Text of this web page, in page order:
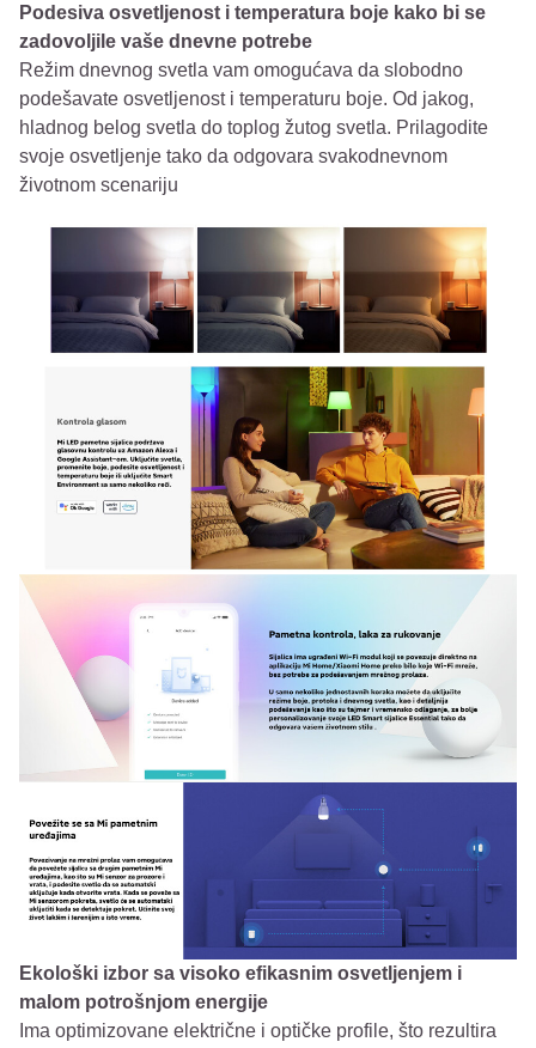
Podesiva osvetljenost i temperatura boje kako bi se
zadovoljile vaše dnevne potrebe
Režim dnevnog svetla vam omogućava da slobodno
podešavate osvetljenost i temperaturu boje. Od jakog,
hladnog belog svetla do toplog žutog svetla. Prilagodite
svoje osvetljenje tako da odgovara svakodnevnom
životnom scenariju
Ekološki izbor sa visoko efikasnim osvetljenjem i
malom potrošnjom energije
Ima optimizovane električne i optičke profile, što rezultira